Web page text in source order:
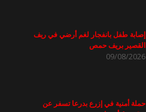
إصابة طفل بانفجار لغم أرضي في ريف
القصير بريف حمص
09/08/2026
حملة أمنية في إزرع بدرعا تسفر عن